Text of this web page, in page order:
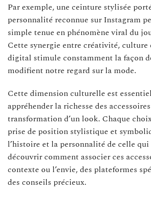
Par exemple, une ceinture stylisée
personnalité reconnue sur Instagram
simple tenue en phénomène viral du
Cette synergie entre créativité,
digital stimule constamment la façon
modifient notre regard sur la mode.
Cette dimension culturelle est
appréhender la richesse des
transformation d’un look. Chaque
prise de position stylistique et
l’histoire et la personnalité de celle
découvrir comment associer ces
contexte ou l’envie, des plateformes
des conseils précieux.